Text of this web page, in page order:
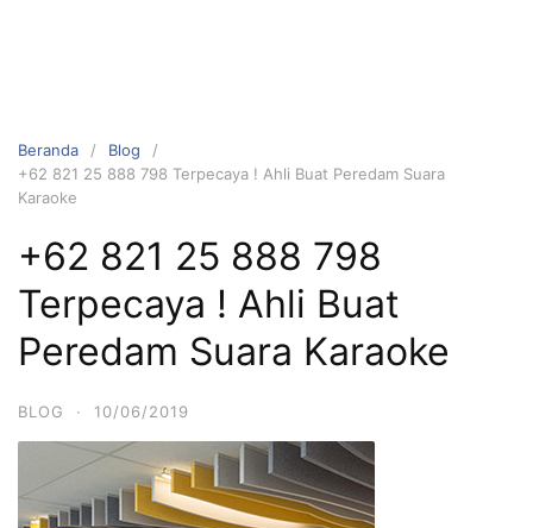
Beranda
Blog
+62 821 25 888 798 Terpecaya ! Ahli Buat Peredam Suara
Karaoke
+62 821 25 888 798
Terpecaya ! Ahli Buat
Peredam Suara Karaoke
BLOG · 10/06/2019